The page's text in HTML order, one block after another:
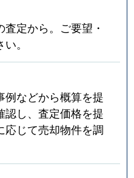
定から。ご要望・
。
例などから概算を提
認し、査定価格を提
応じて売却物件を調